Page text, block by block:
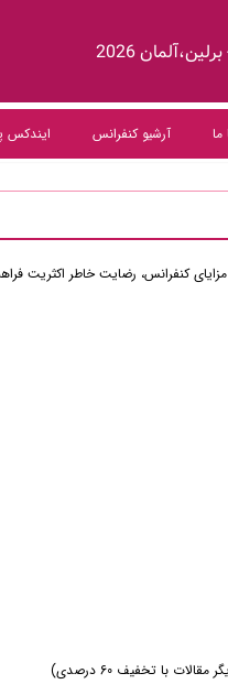
2026
آرشیو کنفرانس ایندکس
کنفرانس، رضایت خاطر اکثریت
با تخفیف 60 درصدی)